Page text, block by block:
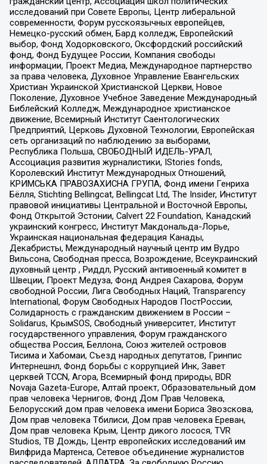
исследований при Совете Европы, Центр либеральной
современности, Форум русскоязычных европейцев,
Немецко-русский обмен, Бард колледж, Европейский
выбор, Фонд Ходорковского, Оксфордский российский
фонд, Фонд Будущее России, Компания свободы
информации, Проект Медиа, Международное партнерство
за права человека, Духовное Управление Евангельских
Христиан Украинской Христианской Церкви, Новое
Поколение, Духовное Учебное Заведение Международный
Библейский Колледж, Международное христианское
движение, Всемирный Институт Саентологических
Предприятий, Церковь Духовной Технологии, Европейская
сеть организаций по наблюдению за выборами,
Республика Польша, СВОБОДНЫЙ ИДЕЛЬ-УРАЛ,
Ассоциация развития журналистики, IStories fonds,
Королевский Институт Международных Отношений,
КРИМСЬКА ПРАВОЗАХИСНА ГРУПА, Фонд имени Генриха
Бёлля, Stichting Bellingcat, Bellingcat Ltd, The Insider, Институт
правовой инициативы Центральной и Восточной Европы,
Фонд Открытой Эстонии, Calvert 22 Foundation, Канадский
украинский конгресс, Институт Макдональда-Лорье,
Украинская национальная федерация Канады,
Декабристы, Международный научный центр им Вудро
Вильсона, Свободная пресса, Возрождение, Всеукраинский
духовный центр , Риддл, Русский антивоенный комитет в
Швеции, Проект Медуза, Фонд Андрея Сахарова, Форум
свободной России, Лига Свободных Наций, Transparеncy
International, Форум Свободных Народов ПостРоссии,
Солидарность с гражданским движением в России –
Solidarus, КрымSOS, Свободный университет, Институт
государственного управления, Форум гражданского
общества Россия, Беллона, Союз жителей островов
Тисима и Хабомаи, Съезд народных депутатов, Гринпис
Интернешнл, Фонд борьбы с коррупцией Инк, Завет
церквей TCCN, Агора, Всемирный фонд природы, BDR
Novaja Gazeta-Europe, Алтай проект, Образовательный дом
прав человека Чернигов, Фонд Дом Прав Человека,
Белорусский дом прав человека имени Бориса Звозскова,
Дом прав человека Тбилиси, Дом прав человека Ереван,
Дом прав человека Крым, Центр дикого лосося, TVR
Studios, ТВ Дождь, Центр европейских исследований им
Вилфрида Мартенса, Сетевое объединение журналистов